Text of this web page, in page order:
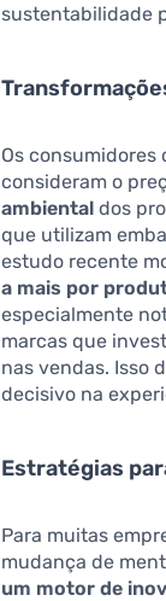
sustentabilidade
Os consumidores
consideram o
ambiental dos
que utilizam
estudo recente
a mais por
especialmente
marcas que
nas vendas. Isso
decisivo na
Estratégias
Para muitas
mudança de
um motor de